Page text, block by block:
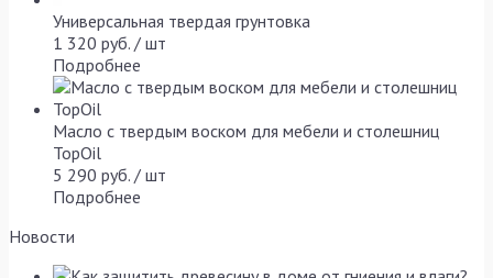
Универсальная твердая грунтовка
1 320 руб. / шт
Подробнее
Масло с твердым воском для мебели и столешниц
TopOil
5 290 руб. / шт
Подробнее
Новости